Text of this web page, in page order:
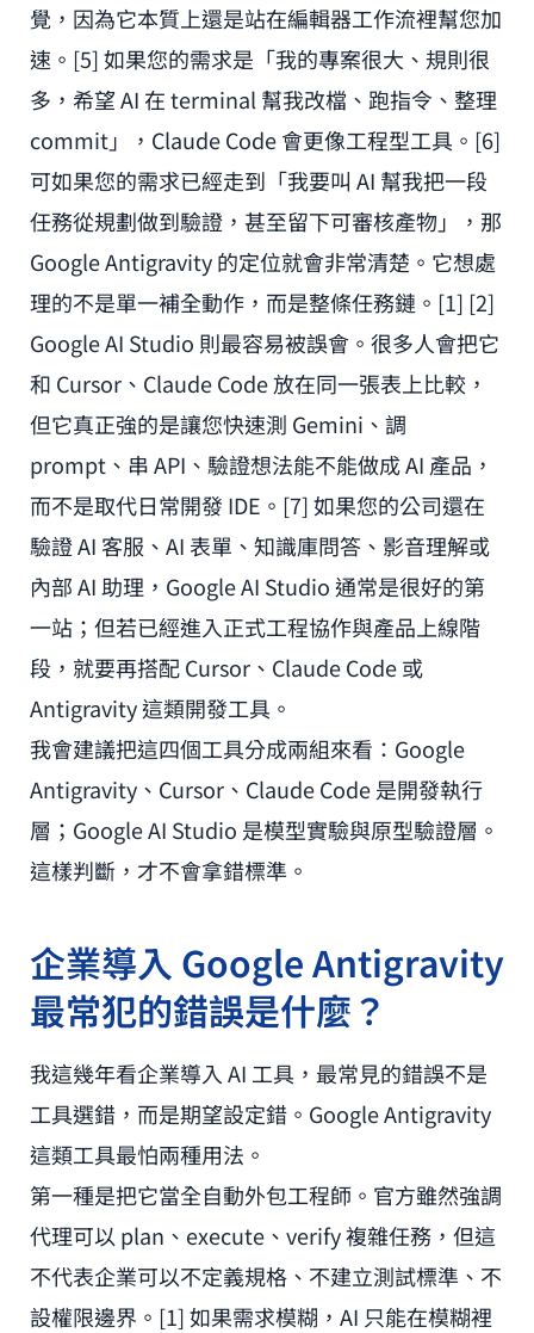
覺，因為它本質上還是站在編輯器工作流裡幫您加
速。[5] 如果您的需求是「我的專案很大、規則很
多，希望 AI 在 terminal 幫我改檔、跑指令、整理
commit」，Claude Code 會更像工程型工具。[6]
可如果您的需求已經走到「我要叫 AI 幫我把一段
任務從規劃做到驗證，甚至留下可審核產物」，那
Google Antigravity 的定位就會非常清楚。它想處
理的不是單一補全動作，而是整條任務鏈。[1] [2]
Google AI Studio 則最容易被誤會。很多人會把它
和 Cursor、Claude Code 放在同一張表上比較，
但它真正強的是讓您快速測 Gemini、調
prompt、串 API、驗證想法能不能做成 AI 產品，
而不是取代日常開發 IDE。[7] 如果您的公司還在
驗證 AI 客服、AI 表單、知識庫問答、影音理解或
內部 AI 助理，Google AI Studio 通常是很好的第
一站；但若已經進入正式工程協作與產品上線階
段，就要再搭配 Cursor、Claude Code 或
Antigravity 這類開發工具。
我會建議把這四個工具分成兩組來看：Google
Antigravity、Cursor、Claude Code 是開發執行
層；Google AI Studio 是模型實驗與原型驗證層。
這樣判斷，才不會拿錯標準。
企業導入 Google Antigravity
最常犯的錯誤是什麼？
我這幾年看企業導入 AI 工具，最常見的錯誤不是
工具選錯，而是期望設定錯。Google Antigravity
這類工具最怕兩種用法。
第一種是把它當全自動外包工程師。官方雖然強調
代理可以 plan、execute、verify 複雜任務，但這
不代表企業可以不定義規格、不建立測試標準、不
設權限邊界。[1] 如果需求模糊，AI 只能在模糊裡